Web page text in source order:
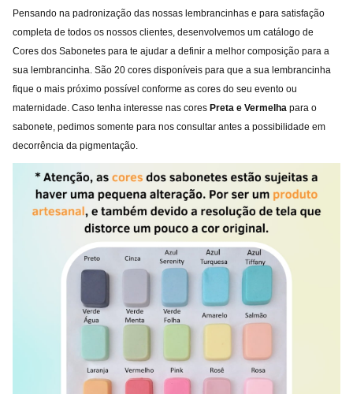
Pensando na padronização das nossas lembrancinhas e para satisfação
completa de todos os nossos clientes, desenvolvemos um catálogo de
Cores dos Sabonetes para te ajudar a definir a melhor composição para a
sua lembrancinha. São 20 cores disponíveis para que a sua lembrancinha
fique o mais próximo possível conforme as cores do seu evento ou
maternidade. Caso tenha interesse nas cores Preta e Vermelha para o
sabonete, pedimos somente para nos consultar antes a possibilidade em
decorrência da pigmentação.